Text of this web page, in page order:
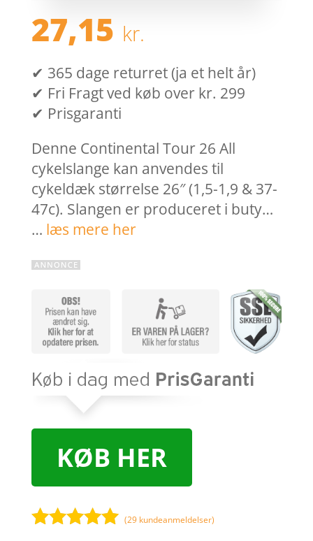
27,15 kr.
✔ 365 dage returret (ja et helt år)
✔ Fri Fragt ved køb over kr. 299
✔ Prisgaranti
Denne Continental Tour 26 All
cykelslange kan anvendes til
cykeldæk størrelse 26″ (1,5-1,9 & 37-
47c). Slangen er produceret i buty…
… læs mere her
KØB HER
(29 kundeanmeldelser)